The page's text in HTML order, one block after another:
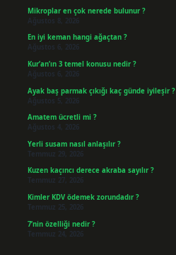
Mikroplar en çok nerede bulunur ?
Ağustos 8, 2026
En iyi keman hangi ağaçtan ?
Ağustos 6, 2026
Kur’an’ın 3 temel konusu nedir ?
Ağustos 6, 2026
Ayak baş parmak çıkığı kaç günde iyileşir ?
Ağustos 5, 2026
Amatem ücretli mi ?
Ağustos 4, 2026
Yerli susam nasıl anlaşılır ?
Temmuz 29, 2026
Kuzen kaçıncı derece akraba sayılır ?
Temmuz 27, 2026
Kimler KDV ödemek zorundadır ?
Temmuz 25, 2026
7’nin özelliği nedir ?
Temmuz 24, 2026